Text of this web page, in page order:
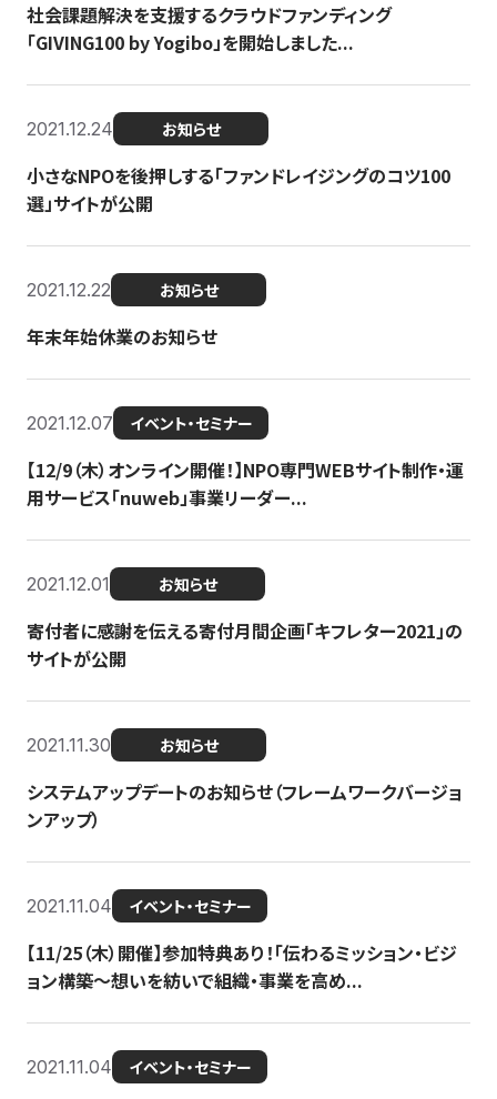
社会課題解決を支援するクラウドファンディング
「GIVING100 by Yogibo」を開始しました...
2021.12.24 お知らせ
小さなNPOを後押しする「ファンドレイジングのコツ100
選」サイトが公開
2021.12.22 お知らせ
年末年始休業のお知らせ
2021.12.07 イベント・セミナー
【12/9（木）オンライン開催！】NPO専門WEBサイト制作・運
用サービス「nuweb」事業リーダー...
2021.12.01 お知らせ
寄付者に感謝を伝える寄付月間企画「キフレター2021」の
サイトが公開
2021.11.30 お知らせ
システムアップデートのお知らせ（フレームワークバージョ
ンアップ）
2021.11.04 イベント・セミナー
【11/25（木）開催】参加特典あり！「伝わるミッション・ビジ
ョン構築〜想いを紡いで組織・事業を高め...
2021.11.04 イベント・セミナー